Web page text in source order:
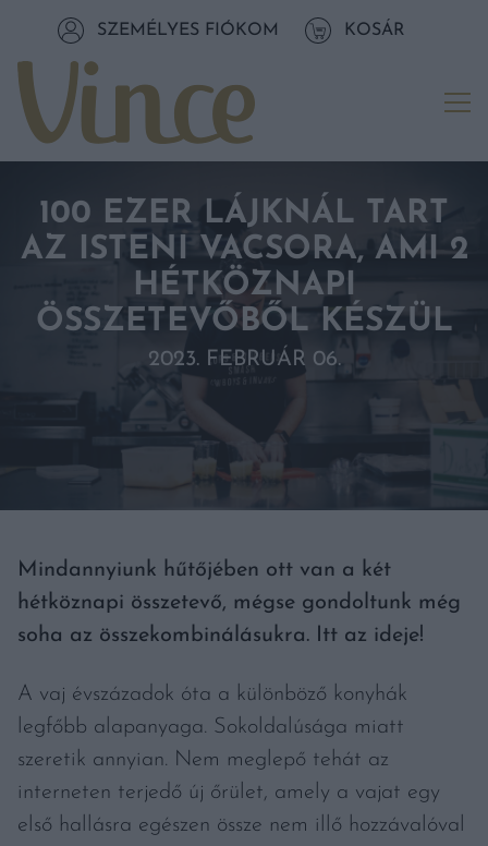
Tovább a tartalomhozSZEMÉLYES FIÓKOM KOSÁR
100 EZER LÁJKNÁL TART
AZ ISTENI VACSORA, AMI 2
HÉTKÖZNAPI
ÖSSZETEVŐBŐL KÉSZÜL
2023. FEBRUÁR 06.
Mindannyiunk hűtőjében ott van a két
hétköznapi összetevő, mégse gondoltunk még
soha az összekombinálásukra. Itt az ideje!
A vaj évszázadok óta a különböző konyhák
legfőbb alapanyaga. Sokoldalúsága miatt
szeretik annyian. Nem meglepő tehát az
interneten terjedő új őrület, amely a vajat egy
első hallásra egészen össze nem illő hozzávalóval